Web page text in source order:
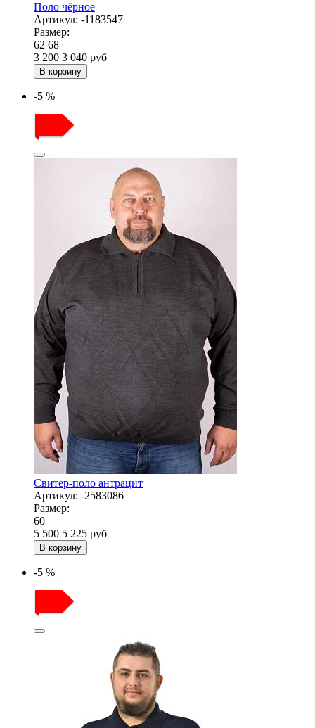
Поло чёрное
Артикул: -1183547
Размер:
62 68
3 200 3 040 руб
В корзину
-5 %
Свитер-поло антрацит
Артикул: -2583086
Размер:
60
5 500 5 225 руб
В корзину
-5 %